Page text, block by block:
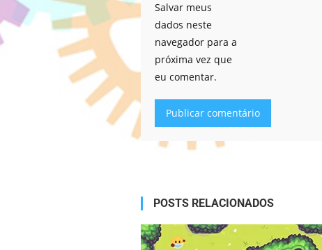
Salvar meus
dados neste
navegador para a
próxima vez que
eu comentar.
POSTS RELACIONADOS